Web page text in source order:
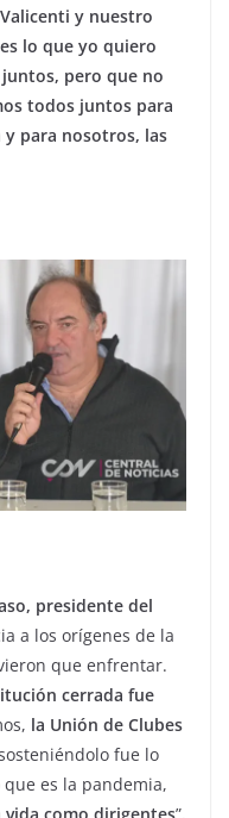
y nuestro
lo que yo quiero
pero que no
todos juntos para
para nosotros, las
presidente del
a los orígenes de la
que enfrentar.
cerrada fue
la Unión de Clubes
fue lo
es la pandemia,